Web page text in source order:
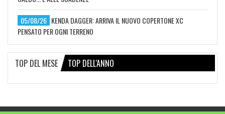
05/08/26 KENDA DAGGER: ARRIVA IL NUOVO COPERTONE XC
PENSATO PER OGNI TERRENO
TOP DEL MESE TOP DELL'ANNO